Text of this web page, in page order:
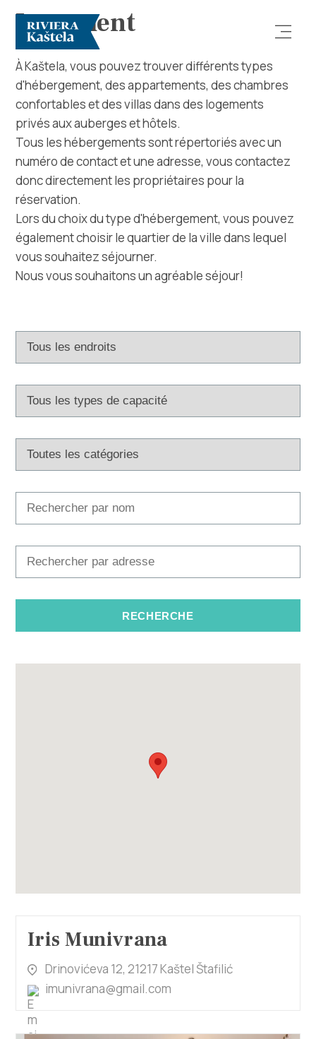
Rechercher
Destination
Que faire
Infos
Office de tourisme
Safe in Dalmatia
fr
info@kastela-info.hr
21216 Kaštel Stari, Hrvatska
Logement
À Kaštela, vous pouvez trouver différents types
d'hébergement, des appartements, des chambres
confortables et des villas dans des logements
privés aux auberges et hôtels.
Tous les hébergements sont répertoriés avec un
numéro de contact et une adresse, vous contactez
donc directement les propriétaires pour la
réservation.
Lors du choix du type d'hébergement, vous pouvez
également choisir le quartier de la ville dans lequel
vous souhaitez séjourner.
Nous vous souhaitons un agréable séjour!
Iris Munivrana
Drinovićeva 12, 21217 Kaštel Štafilić
imunivrana@gmail.com